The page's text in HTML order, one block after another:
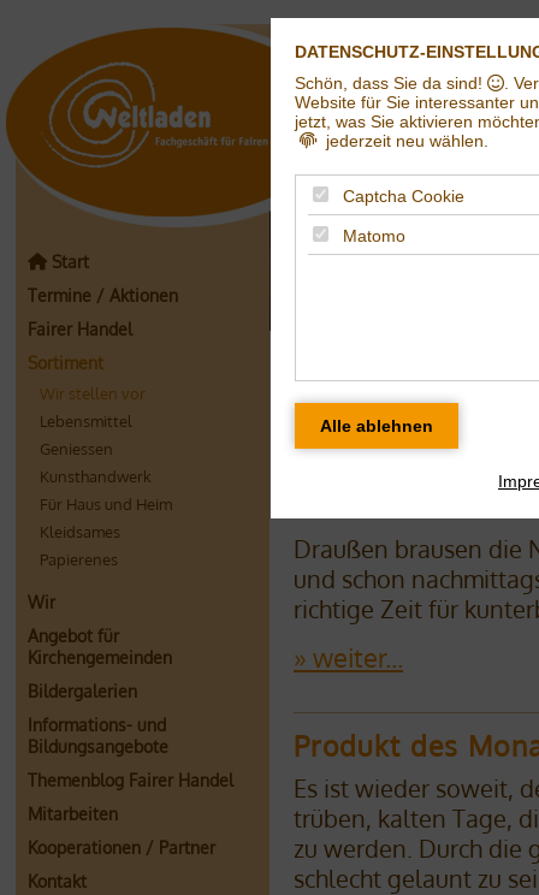
Start
Termine / Aktionen
Fairer Handel
Sortiment
Wir stellen vor
Lebensmittel
Geniessen
Kunsthandwerk
Für Haus und Heim
Kleidsames
Papierenes
Wir
Angebot für
Kirchengemeinden
Bildergalerien
Informations- und
Bildungsangebote
Themenblog Fairer Handel
Mitarbeiten
Kooperationen / Partner
Kontakt
Weltladen in
Draußen brausen die
und schon
richtige Zeit für
» weiter...
Produkt des
Es ist wieder soweit,
trüben, kalten Tage,
zu werden. Durch die
schlecht gelaunt zu
DATENSCHUTZ-
Schön, dass Sie da sind!
.
Website für Sie interessanter
jetzt, was Sie aktivieren
jederzeit neu wählen.
Captcha Cookie
Matomo